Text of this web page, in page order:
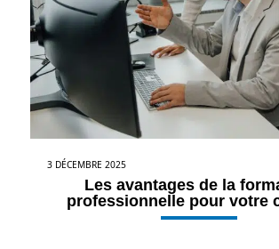
3 DÉCEMBRE 2025
Les avantages de la
professionnelle pour votre